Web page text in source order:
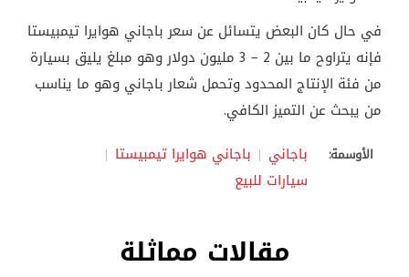
في حال كان البعض يتسائل عن سعر باجاني هوايرا تيمبيستا
فإنه يتراوح ما بين 2 – 3 مليون دولار وهو مبلغ يليق بسيارة
من فئة الإنتاج المحدود وتحمل شعار باجاني وهو ما يناسب
من يبحث عن التميز الكافي.
الأوسمة: باجاني
باجاني هوايرا تيمبيستا
سيارات للبيع
مقالات مماثلة